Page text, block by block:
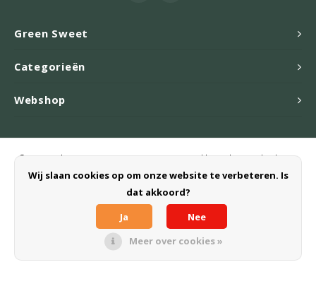
Green Sweet
Categorieën
Webshop
© Copyright 2026 Green Sweet B.V. - Powered byLightspeed- Theme
Shopmonkey
Wij slaan cookies op om onze website te verbeteren. Is
dat akkoord?
Ja
Nee
Meer over cookies »